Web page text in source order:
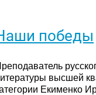
победы
высшей
Екименко